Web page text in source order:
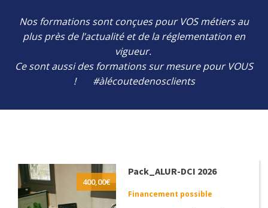
Nos formations sont conçues pour VOS métiers au
plus près de l’actualité et de la réglementation en
vigueur.
Ce sont aussi des formations sur mesure pour VOUS
! #àlécoutedenosclients
400,00€
Pack_ALUR-DCI 2026
Financement possible